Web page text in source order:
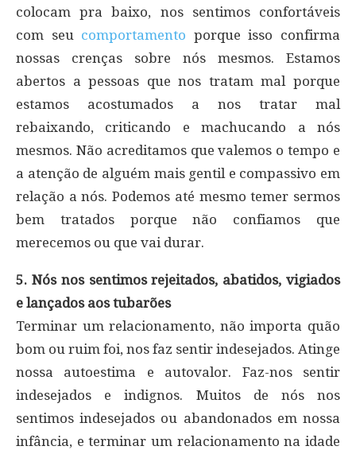
colocam pra baixo, nos sentimos confortáveis
com seu comportamento porque isso confirma
nossas crenças sobre nós mesmos. Estamos
abertos a pessoas que nos tratam mal porque
estamos acostumados a nos tratar mal
rebaixando, criticando e machucando a nós
mesmos. Não acreditamos que valemos o tempo e
a atenção de alguém mais gentil e compassivo em
relação a nós. Podemos até mesmo temer sermos
bem tratados porque não confiamos que
merecemos ou que vai durar.
5. Nós nos sentimos rejeitados, abatidos, vigiados
e lançados aos tubarões
Terminar um relacionamento, não importa quão
bom ou ruim foi, nos faz sentir indesejados. Atinge
nossa autoestima e autovalor. Faz-nos sentir
indesejados e indignos. Muitos de nós nos
sentimos indesejados ou abandonados em nossa
infância, e terminar um relacionamento na idade